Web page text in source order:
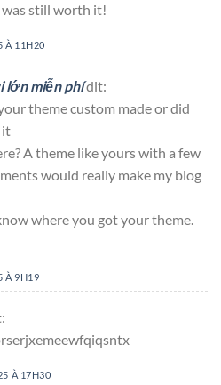
still worth it!
À 11H20
lớn miễn phídit:
theme custom made or did
it
A theme like yours with a few
would really make my blog
where you got your theme.
À 9H19
À 17H30